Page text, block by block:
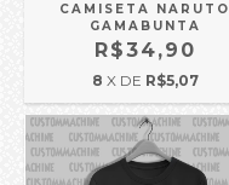
CAMISETA NARUTO
GAMABUNTA
R$34,90
8 X DE R$5,07